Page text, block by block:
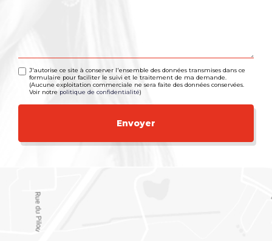
J'autorise ce site à conserver l'ensemble des données transmises dans ce
formulaire pour faciliter le suivi et le traitement de ma demande.
(Aucune exploitation commerciale ne sera faite des données conservées.
Voir notre politique de confidentialité)